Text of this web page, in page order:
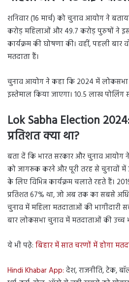
शनिवार (16 मार्च) को चुनाव आयोग ने
करोड़ महिलाओं और 49.7 करोड़ पुरुषों ने
कार्यक्रम की घोषणा की। वहीं, पहली बार
मतदाता हैं।
चुनाव आयोग ने कहा कि 2024 में
इस्तेमाल किया जाएगा। 10.5 लाख पोलिंग
Lok Sabha Election
प्रतिशत क्या था?
बता दें कि भारत सरकार और चुनाव
को जागरूक करने और पूरी तरह से चुनावों में
के लिए विभिन्न कार्यक्रम चलाते रहते हैं।
प्रतिशत 67% था, जो अब तक का सबसे
चुनाव में महिला मतदाताओं की भागीदारी
बार लोकसभा चुनाव में मतदाताओं की उच्च
ये भी पढ़े: बिहार में सात चरणों में होगा
Hindi Khabar App: देश, राजनीति, टेक,